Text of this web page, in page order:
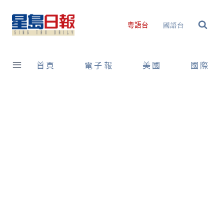
content
粵語台 國語台
首頁 電子報 美國 國際